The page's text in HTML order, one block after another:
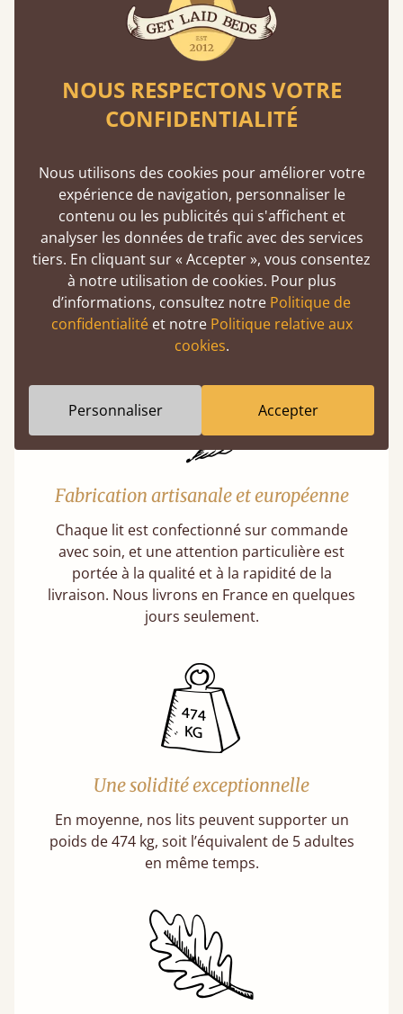
Qui vous a fait croire que les lattes souples
étaient mieux ? Nous vous expliquons
pourquoi c'est faux.
En savoir plus
Assemblage à tenon et à mortaise
Cette technique de menuiserie existe depuis
2500 av. J.-C. Une méthode éprouvée
garantissant solidité et durabilité.
Fabrication artisanale et européenne
Chaque lit est confectionné sur commande
avec soin, et une attention particulière est
portée à la qualité et à la rapidité de la
livraison. Nous livrons en France en quelques
jours seulement.
Une solidité exceptionnelle
En moyenne, nos lits peuvent supporter un
poids de 474 kg, soit l’équivalent de 5 adultes
en même temps.
NOUS RESPECTONS VOTRE
CONFIDENTIALITÉ
Nous utilisons des cookies pour améliorer votre
expérience de navigation, personnaliser le
contenu ou les publicités qui s'affichent et
analyser les données de trafic avec des services
tiers. En cliquant sur « Accepter », vous consentez
à notre utilisation de cookies. Pour plus
d’informations, consultez notre Politique de
confidentialitéet notre Politique relative aux
cookies.
Personnaliser Accepter